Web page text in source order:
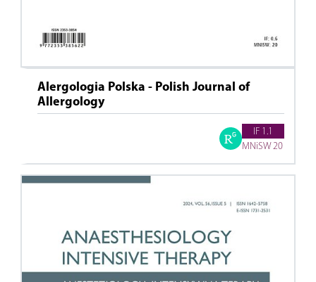
Alergologia Polska - Polish Journal of
Allergology
IF 1.1
MNiSW 20